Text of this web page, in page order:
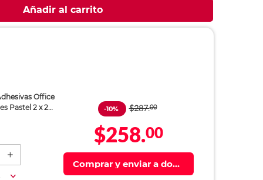
Añadir al carrito
Office
Pastel 2 x 2
$258.00
-10% $287.00
Comprar y enviar a domi